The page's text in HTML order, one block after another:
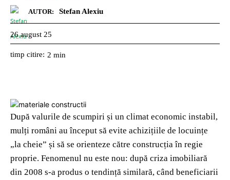
AUTOR: Stefan Alexiu
26 august 25
timp citire: 2 min
După valurile de scumpiri și un climat economic instabil,
mulți români au început să evite achizițiile de locuințe
„la cheie” și să se orienteze către construcția în regie
proprie. Fenomenul nu este nou: după criza imobiliară
din 2008 s-a produs o tendință similară, când beneficiarii